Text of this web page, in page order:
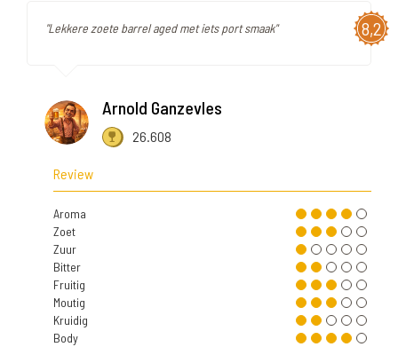
8,2
"Lekkere zoete barrel aged met iets port smaak"
Arnold Ganzevles
26.608
Review
Aroma
Zoet
Zuur
Bitter
Fruitig
Moutig
Kruidig
Body